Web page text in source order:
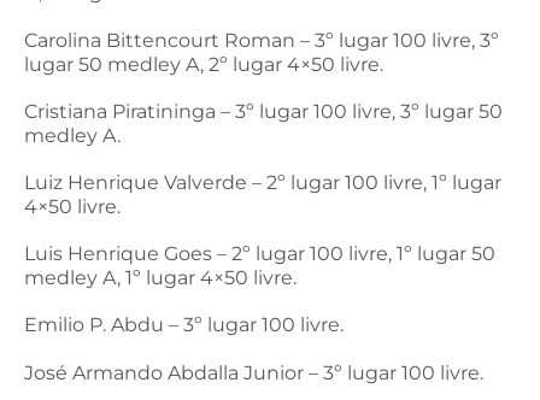
Carolina Bittencourt Roman – 3º lugar 100 livre, 3º
lugar 50 medley A, 2º lugar 4×50 livre.
Cristiana Piratininga – 3º lugar 100 livre, 3º lugar 50
medley A.
Luiz Henrique Valverde – 2º lugar 100 livre, 1º lugar
4×50 livre.
Luis Henrique Goes – 2º lugar 100 livre, 1º lugar 50
medley A, 1º lugar 4×50 livre.
Emilio P. Abdu – 3º lugar 100 livre.
José Armando Abdalla Junior – 3º lugar 100 livre.